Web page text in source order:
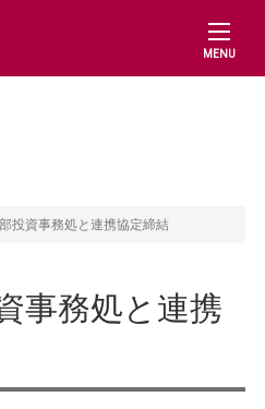
MENU
投資事務処と連携協定締結
事務処と連携